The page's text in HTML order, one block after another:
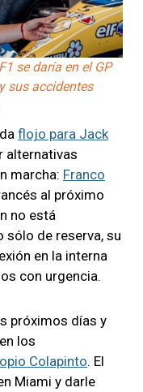
se daría en el GP
sus accidentes
flojo para Jack
alternativas
marcha: Franco
al próximo
no está
de reserva, su
en la interna
con urgencia.
próximos días y
los
Colapinto. El
Miami y darle